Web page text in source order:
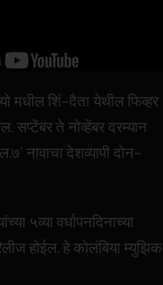
मधील शिं-दैता येथील फिव्हर
सप्टेंबर ते नोव्हेंबर दरम्यान
नावाचा देशव्यापी दोन-
५व्या वर्धापनदिनाच्या
होईल. हे कोलंबिया म्युझिक